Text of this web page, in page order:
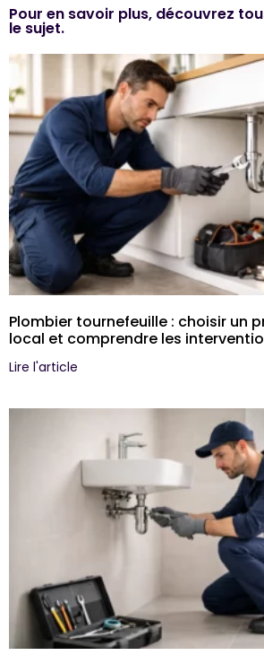
Pour en savoir plus, découvrez
le sujet.
Plombier tournefeuille : choisir un
local et comprendre les
Lire l'article